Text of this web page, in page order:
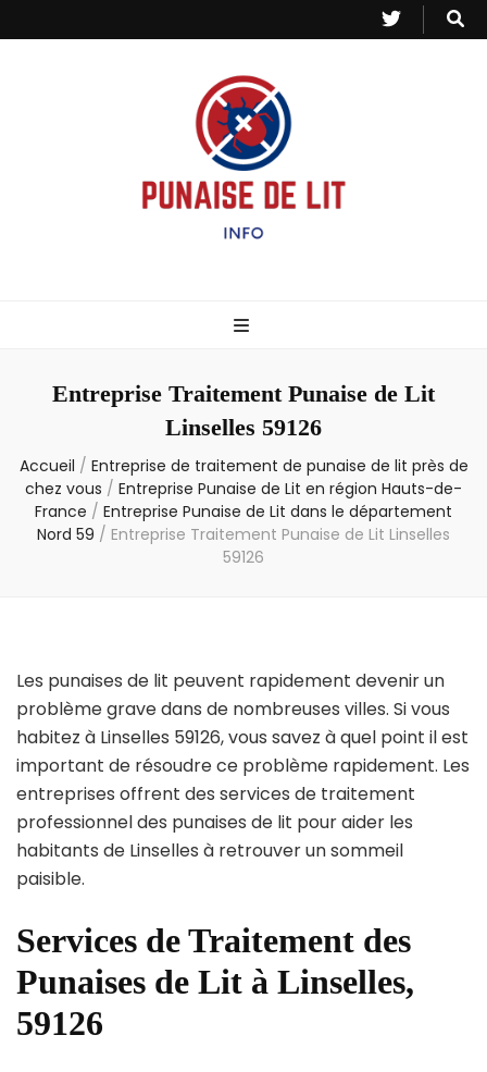
– Info
Entreprise Traitement Punaise de Lit
Linselles 59126
Accueil / Entreprise de traitement de punaise de lit près de
chez vous / Entreprise Punaise de Lit en région Hauts-de-
France / Entreprise Punaise de Lit dans le département
Nord 59 / Entreprise Traitement Punaise de Lit Linselles
59126
Les punaises de lit peuvent rapidement devenir un
problème grave dans de nombreuses villes. Si vous
habitez à Linselles 59126, vous savez à quel point il est
important de résoudre ce problème rapidement. Les
entreprises offrent des services de traitement
professionnel des punaises de lit pour aider les
habitants de Linselles à retrouver un sommeil
paisible.
Services de Traitement des
Punaises de Lit à Linselles,
59126